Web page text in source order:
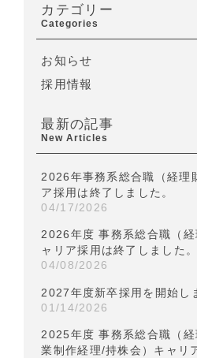
カテゴリー
Categories
お知らせ
採用情報
最新の記事
New Articles
2026年事務系総合職（経理
ア採用は終了しました。
04/17/2026
2026年度 事務系総合職（
ャリア採用は終了しました。
04/08/2026
2027年度新卒採用を開始し
01/14/2026
2025年度 事務系総合職（
業制作経理/持株会）キャリ